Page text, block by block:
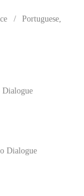
/ Portuguese,
Dialogue
Dialogue